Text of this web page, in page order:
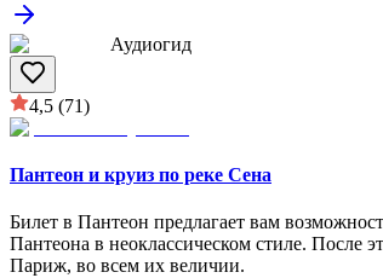
Аудиогид
4,5 (71)
Пантеон и круиз по реке Сена
Билет в Пантеон предлагает вам
Пантеона в неоклассическом стиле. После
Париж, во всем их величии.